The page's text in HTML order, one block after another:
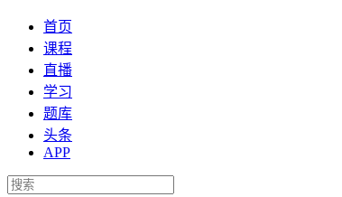
首页
课程
直播
学习
题库
头条
APP